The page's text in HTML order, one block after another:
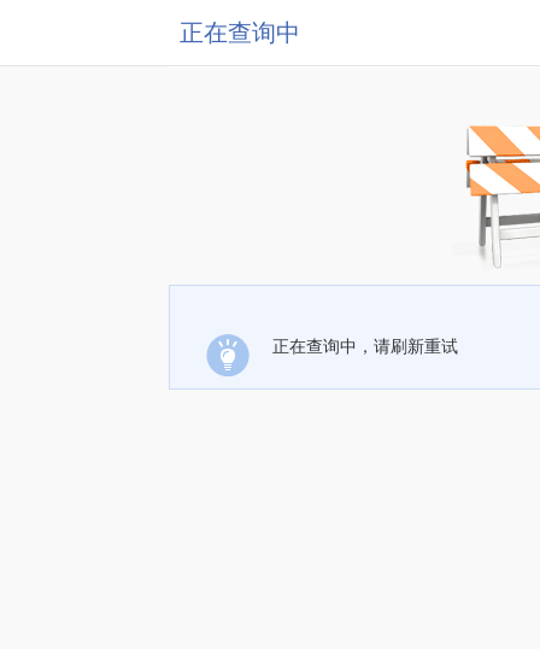
正在查询中
正在查询中，请刷新重试